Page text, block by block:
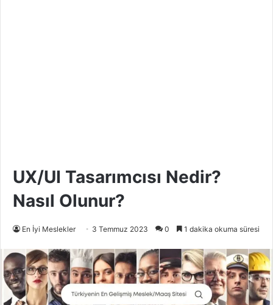
UX/UI Tasarımcısı Nedir?
Nasıl Olunur?
En İyi Meslekler 3 Temmuz 2023 0 1 dakika okuma süresi